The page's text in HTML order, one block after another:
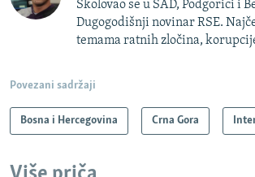
Školovao se u SAD, Podgorici i
Dugogodišnji novinar RSE.
temama ratnih zločina,
Povezani sadržaji
Bosna i Hercegovina Crna Gora